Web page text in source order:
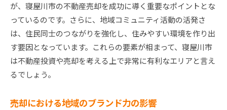
が、寝屋川市の不動産売却を成功に導く重要なポイントとな
っているのです。さらに、地域コミュニティ活動の活発さ
は、住民同士のつながりを強化し、住みやすい環境を作り出
す要因となっています。これらの要素が相まって、寝屋川市
は不動産投資や売却を考える上で非常に有利なエリアと言え
るでしょう。
売却における地域のブランド力の影響